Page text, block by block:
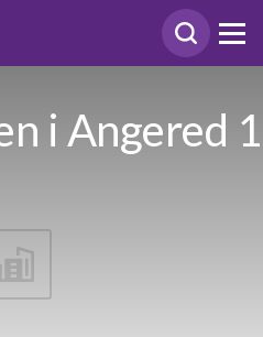
i Angered 1